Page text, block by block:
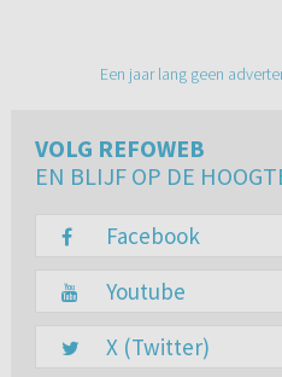
Een jaar lang geen
VOLG REFOWEB
EN BLIJF OP DE
Facebook
Youtube
X (Twitter)